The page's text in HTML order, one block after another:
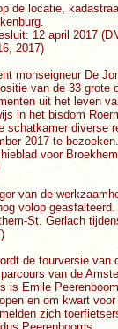
de locatie,
12 april 2017
2017)
monseigneur De
van de 33
uit het leven
in het bisdom
schatkamer diverse
2017 te bezoeken.
voor
van de
volop
St. Gerlach
de tourversie
van de
is Emile
en om kwart
zich